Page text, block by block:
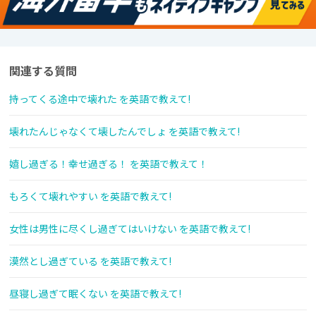
関連する質問
持ってくる途中で壊れた を英語で教えて!
壊れたんじゃなくて壊したんでしょ を英語で教えて!
嬉し過ぎる！幸せ過ぎる！ を英語で教えて！
もろくて壊れやすい を英語で教えて!
女性は男性に尽くし過ぎてはいけない を英語で教えて!
漠然とし過ぎている を英語で教えて!
昼寝し過ぎて眠くない を英語で教えて!